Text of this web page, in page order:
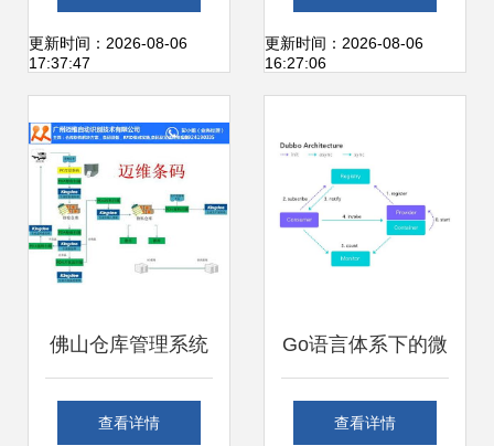
系统运维服务单一
更新时间：2026-08-06
17:37:47
建与运维解决方案
更新时间：2026-08-06
16:27:06
佛山仓库管理系统
与广州迈维条码 实
查看详情
Go语言体系下的微
服务框架选型 以
查看详情